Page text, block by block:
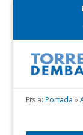
Ets a: Portada »